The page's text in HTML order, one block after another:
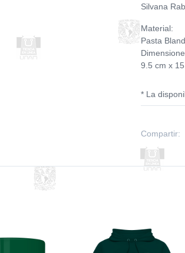
Silvana
Material:
Pasta
9.5 cm x
* La
Compartir: